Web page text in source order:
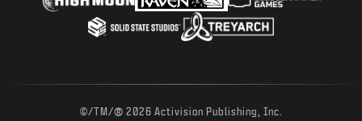
©/TM/® 2026 Activision Publishing, Inc.